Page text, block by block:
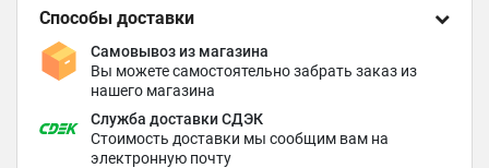
Способы доставки
Самовывоз из магазина
Вы можете самостоятельно забрать заказ из
нашего магазина
Служба доставки СДЭК
Стоимость доставки мы сообщим вам на
электронную почту